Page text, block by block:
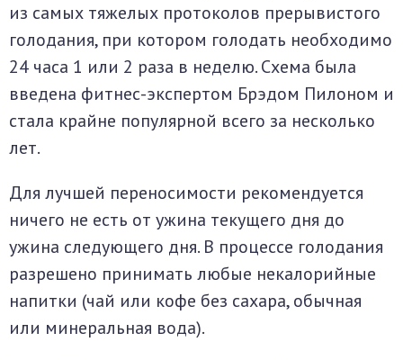
из самых тяжелых протоколов прерывистого
голодания, при котором голодать необходимо
24 часа 1 или 2 раза в неделю. Схема была
введена фитнес-экспертом Брэдом Пилоном и
стала крайне популярной всего за несколько
лет.
Для лучшей переносимости рекомендуется
ничего не есть от ужина текущего дня до
ужина следующего дня. В процессе голодания
разрешено принимать любые некалорийные
напитки (чай или кофе без сахара, обычная
или минеральная вода).